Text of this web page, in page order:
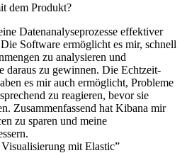
dem Produkt?
Datenanalyseprozesse effektiver
Die Software ermöglicht es mir, schnell
zu analysieren und
daraus zu gewinnen. Die Echtzeit-
es mir auch ermöglicht, Probleme
zu reagieren, bevor sie
Zusammenfassend hat Kibana mir
zu sparen und meine
mit Elastic”